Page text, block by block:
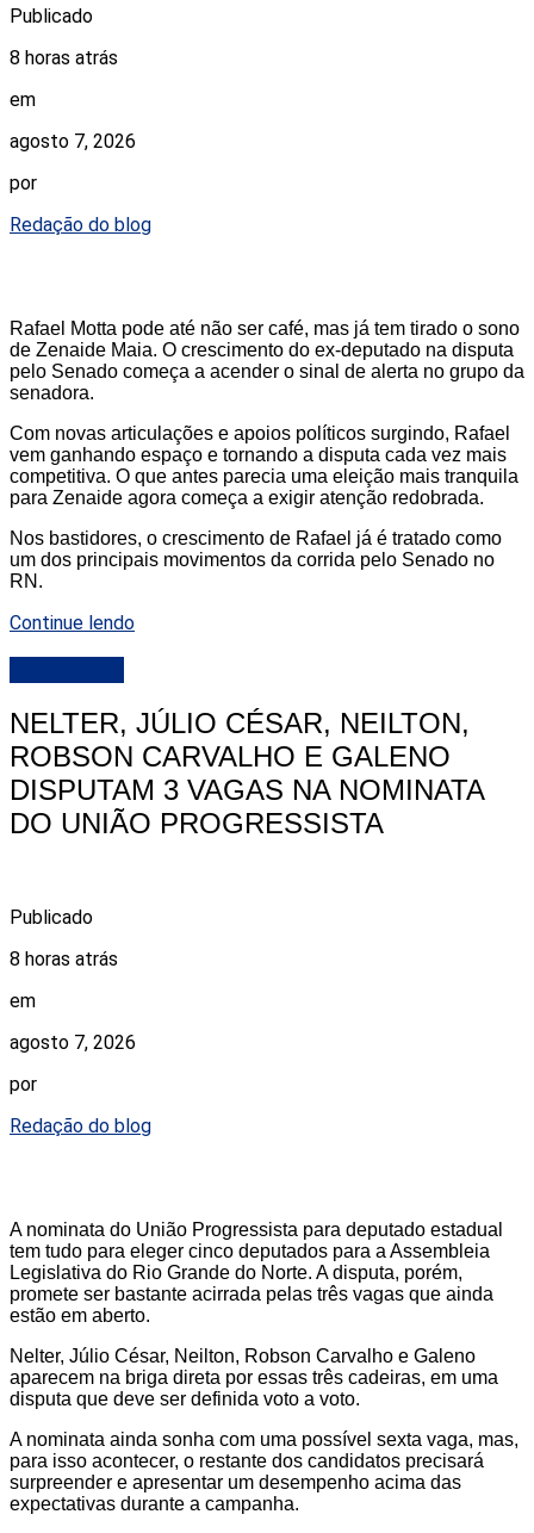
Publicado
8 horas atrás
em
agosto 7, 2026
por
Redação do blog
Rafael Motta pode até não ser café, mas já tem tirado o sono
de Zenaide Maia. O crescimento do ex-deputado na disputa
pelo Senado começa a acender o sinal de alerta no grupo da
senadora.
Com novas articulações e apoios políticos surgindo, Rafael
vem ganhando espaço e tornando a disputa cada vez mais
competitiva. O que antes parecia uma eleição mais tranquila
para Zenaide agora começa a exigir atenção redobrada.
Nos bastidores, o crescimento de Rafael já é tratado como
um dos principais movimentos da corrida pelo Senado no
RN.
Continue lendo
NELTER, JÚLIO CÉSAR, NEILTON,
ROBSON CARVALHO E GALENO
DISPUTAM 3 VAGAS NA NOMINATA
DO UNIÃO PROGRESSISTA
Publicado
8 horas atrás
em
agosto 7, 2026
por
Redação do blog
A nominata do União Progressista para deputado estadual
tem tudo para eleger cinco deputados para a Assembleia
Legislativa do Rio Grande do Norte. A disputa, porém,
promete ser bastante acirrada pelas três vagas que ainda
estão em aberto.
Nelter, Júlio César, Neilton, Robson Carvalho e Galeno
aparecem na briga direta por essas três cadeiras, em uma
disputa que deve ser definida voto a voto.
A nominata ainda sonha com uma possível sexta vaga, mas,
para isso acontecer, o restante dos candidatos precisará
surpreender e apresentar um desempenho acima das
expectativas durante a campanha.